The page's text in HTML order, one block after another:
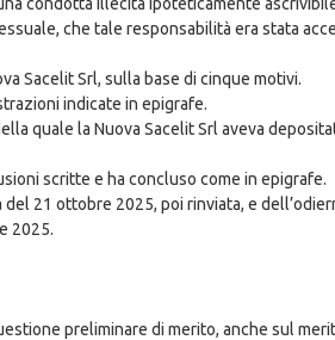
che tale responsabilità era stata
Sacelit Srl, sulla base di cinque motivi.
indicate in epigrafe.
quale la Nuova Sacelit Srl aveva
scritte e ha concluso come in epigrafe.
21 ottobre 2025, poi rinviata, e
2025.
preliminare di merito, anche sul